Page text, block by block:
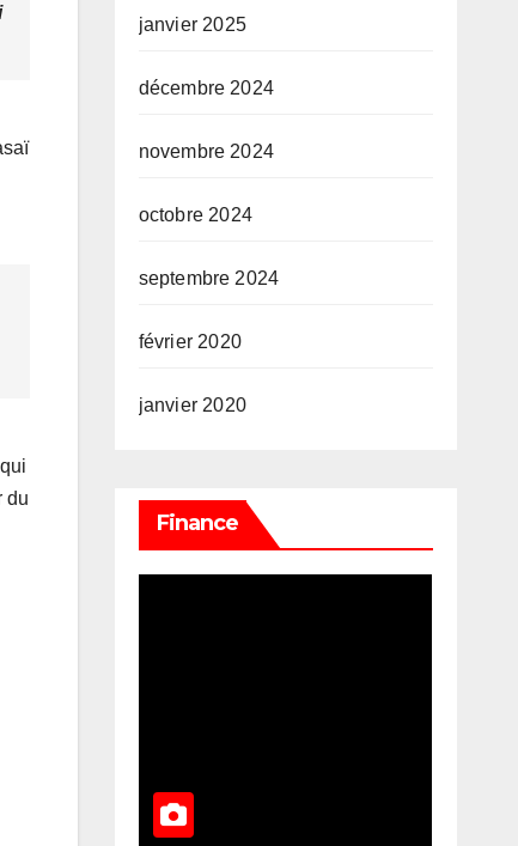
du
janvier 2025
décembre 2024
novembre 2024
octobre 2024
septembre 2024
février 2020
janvier 2020
Finance